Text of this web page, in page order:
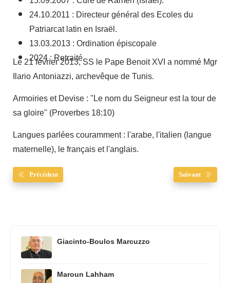
24.10.2011 : Directeur général des Ecoles du
Patriarcat latin en Israël.
13.03.2013 : Ordination épiscopale
2024 : Retraité
Le 21 février 2013, SS le Pape Benoit XVI a nommé Mgr
Ilario Antoniazzi, archevêque de Tunis.
Armoiries et Devise : "Le nom du Seigneur est la tour de
sa gloire" (Proverbes 18:10)
Langues parlées couramment : l'arabe, l'italien (langue
maternelle), le français et l'anglais.
Précédent Suivant
Giacinto-Boulos Marcuzzo
Maroun Lahham